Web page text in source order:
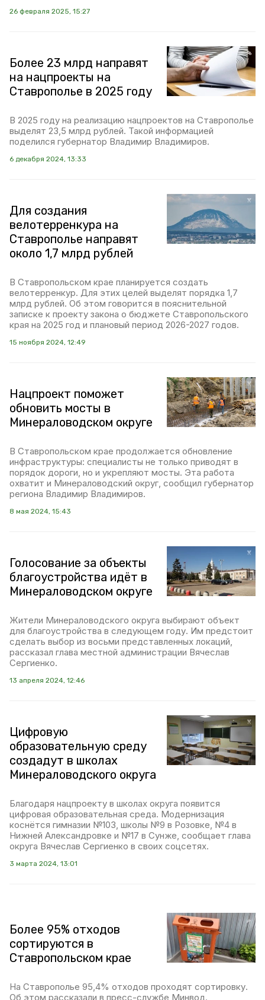
26 февраля 2025, 15:27
Более 23 млрд направят
на нацпроекты на
Ставрополье в 2025 году
В 2025 году на реализацию нацпроектов на Ставрополье
выделят 23,5 млрд рублей. Такой информацией
поделился губернатор Владимир Владимиров.
6 декабря 2024, 13:33
Для создания
велотерренкура на
Ставрополье направят
около 1,7 млрд рублей
В Ставропольском крае планируется создать
велотерренкур. Для этих целей выделят порядка 1,7
млрд рублей. Об этом говорится в пояснительной
записке к проекту закона о бюджете Ставропольского
края на 2025 год и плановый период 2026-2027 годов.
15 ноября 2024, 12:49
Нацпроект поможет
обновить мосты в
Минераловодском округе
В Ставропольском крае продолжается обновление
инфраструктуры: специалисты не только приводят в
порядок дороги, но и укрепляют мосты. Эта работа
охватит и Минераловодский округ, сообщил губернатор
региона Владимир Владимиров.
8 мая 2024, 15:43
Голосование за объекты
благоустройства идёт в
Минераловодском округе
Жители Минераловодского округа выбирают объект
для благоустройства в следующем году. Им предстоит
сделать выбор из восьми представленных локаций,
рассказал глава местной администрации Вячеслав
Сергиенко.
13 апреля 2024, 12:46
Цифровую
образовательную среду
создадут в школах
Минераловодского округа
Благодаря нацпроекту в школах округа появится
цифровая образовательная среда. Модернизация
коснётся гимназии №103, школы №9 в Розовке, №4 в
Нижней Александровке и №17 в Сунже, сообщает глава
округа Вячеслав Сергиенко в своих соцсетях.
3 марта 2024, 13:01
Более 95% отходов
сортируются в
Ставропольском крае
На Ставрополье 95,4% отходов проходят сортировку.
Об этом рассказали в пресс-службе Минвод.